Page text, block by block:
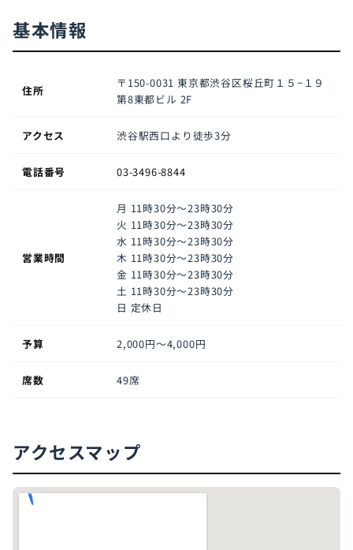
基本情報
住所
〒150-0031 東京都渋谷区桜丘町１５−１９
第8東都ビル 2F
アクセス 渋谷駅西口より徒歩3分
電話番号 03-3496-8844
営業時間
月 11時30分～23時30分
火 11時30分～23時30分
水 11時30分～23時30分
木 11時30分～23時30分
金 11時30分～23時30分
土 11時30分～23時30分
日 定休日
予算 2,000円〜4,000円
席数 49席
アクセスマップ